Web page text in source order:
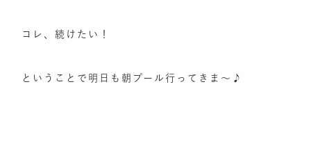
コレ、続けたい！
ということで明日も朝プール行ってきま～♪